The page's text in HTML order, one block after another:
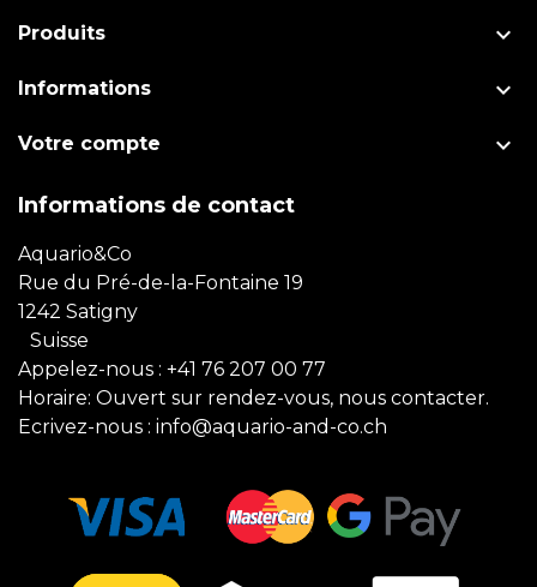
Produits 
Informations 
Votre compte 
Informations de contact
Aquario&Co
Rue du Pré-de-la-Fontaine 19
1242 Satigny
Suisse
Appelez-nous : +41 76 207 00 77
Horaire: Ouvert sur rendez-vous, nous contacter.
Ecrivez-nous : info@aquario-and-co.ch